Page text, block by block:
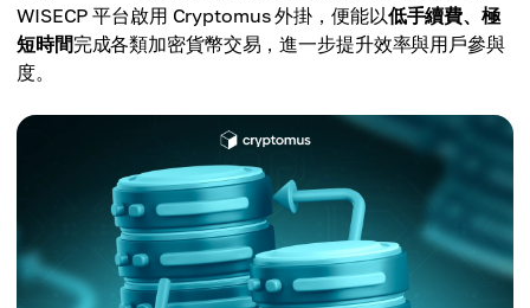
WISECP 平台啟用 Cryptomus 外掛，便能以低手續費、極
短時間完成各類加密貨幣交易，進一步提升效率與用戶參與
度。